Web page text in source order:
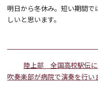
明日から冬休み。短い期間
しいと思います。
陸上部 全国高校駅伝
吹奏楽部が病院で演奏を行い